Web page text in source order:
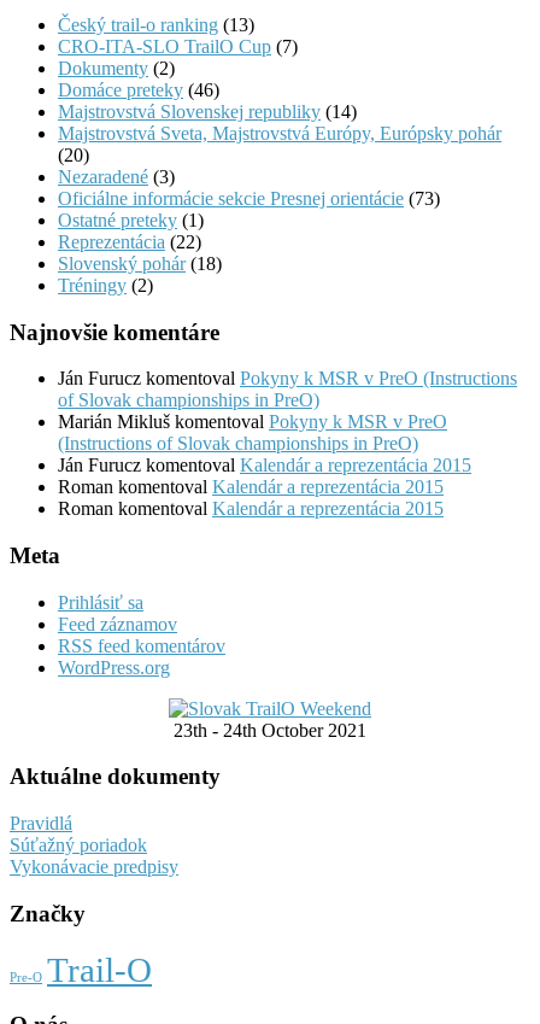
Český trail-o ranking (13)
CRO-ITA-SLO TrailO Cup (7)
Dokumenty (2)
Domáce preteky (46)
Majstrovstvá Slovenskej republiky (14)
Majstrovstvá Sveta, Majstrovstvá Európy, Európsky pohár
(20)
Nezaradené (3)
Oficiálne informácie sekcie Presnej orientácie (73)
Ostatné preteky (1)
Reprezentácia (22)
Slovenský pohár(18)
Tréningy (2)
Najnovšie komentáre
Ján Furucz komentoval Pokyny k MSR v PreO (Instructions
of Slovak championships in PreO)
Marián Mikluš komentoval Pokyny k MSR v PreO
(Instructions of Slovak championships in PreO)
Ján Furucz komentoval Kalendár a reprezentácia 2015
Roman komentoval Kalendár a reprezentácia 2015
Roman komentoval Kalendár a reprezentácia 2015
Meta
Prihlásiť sa
Feed záznamov
RSS feed komentárov
WordPress.org
23th - 24th October 2021
Aktuálne dokumenty
Pravidlá
Súťažný poriadok
Vykonávacie predpisy
Značky
Pre-O Trail-O